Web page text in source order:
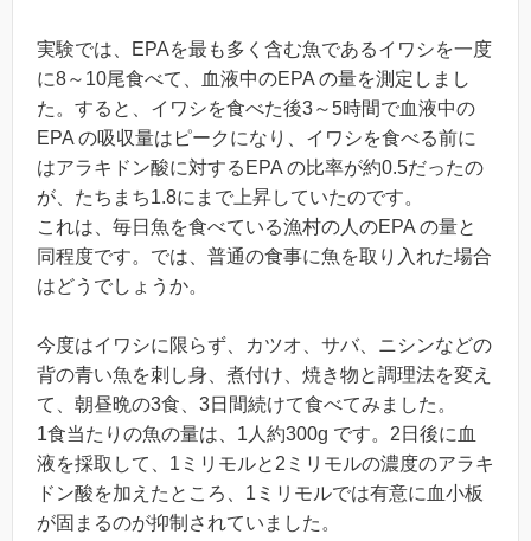
実験では、EPAを最も多く含む魚であるイワシを一度
に8～10尾食べて、血液中のEPA の量を測定しまし
た。すると、イワシを食べた後3～5時間で血液中の
EPA の吸収量はピークになり、イワシを食べる前に
はアラキドン酸に対するEPA の比率が約0.5だったの
が、たちまち1.8にまで上昇していたのです。
これは、毎日魚を食べている漁村の人のEPA の量と
同程度です。では、普通の食事に魚を取り入れた場合
はどうでしょうか。
今度はイワシに限らず、カツオ、サバ、ニシンなどの
背の青い魚を刺し身、煮付け、焼き物と調理法を変え
て、朝昼晩の3食、3日間続けて食べてみました。
1食当たりの魚の量は、1人約300g です。2日後に血
液を採取して、1ミリモルと2ミリモルの濃度のアラキ
ドン酸を加えたところ、1ミリモルでは有意に血小板
が固まるのが抑制されていました。